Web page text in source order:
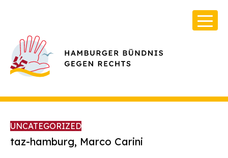
UNCATEGORIZED
taz-hamburg, Marco Carini